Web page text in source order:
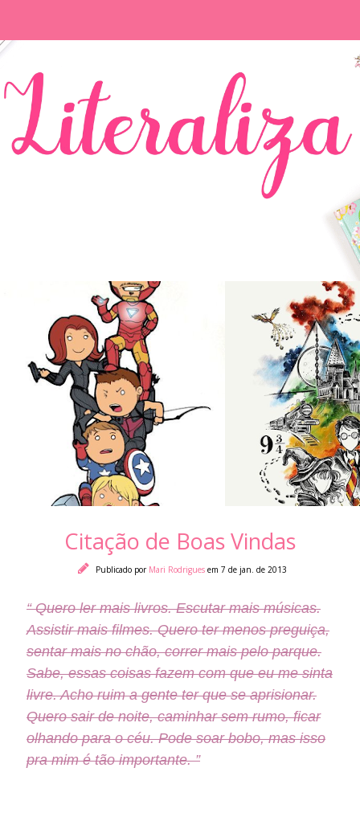
Citação de Boas Vindas
Publicado por Mari Rodrigues em 7 de jan. de 2013
“ Quero ler mais livros. Escutar mais músicas.
Assistir mais filmes. Quero ter menos preguiça,
sentar mais no chão, correr mais pelo parque.
Sabe, essas coisas fazem com que eu me sinta
livre. Acho ruim a gente ter que se aprisionar.
Quero sair de noite, caminhar sem rumo, ficar
olhando para o céu. Pode soar bobo, mas isso
pra mim é tão importante. ”